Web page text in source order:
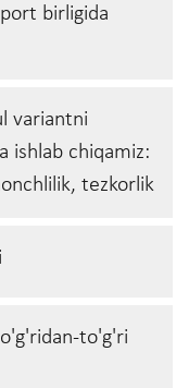
birligida
variantni
ishlab chiqamiz:
tezkorlik
to'g'ri